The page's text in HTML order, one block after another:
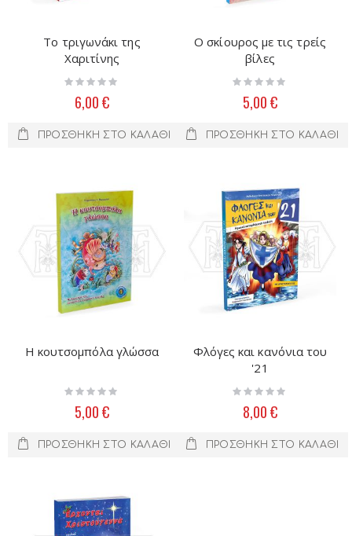
Το τριγωνάκι της
Χαριτίνης
Rating:
6,00 €
ΠΡΟΣΘΉΚΗ ΣΤΟ ΚΑΛΆΘΙ
Ο σκίουρος με τις τρείς
βίλες
Rating:
5,00 €
ΠΡΟΣΘΉΚΗ ΣΤΟ ΚΑΛΆΘΙ
Η κουτσομπόλα γλώσσα
Rating:
5,00 €
ΠΡΟΣΘΉΚΗ ΣΤΟ ΚΑΛΆΘΙ
Φλόγες και κανόνια του
'21
Rating:
8,00 €
ΠΡΟΣΘΉΚΗ ΣΤΟ ΚΑΛΆΘΙ